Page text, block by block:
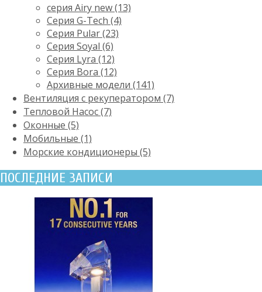
серия Airy new (13)
Серия G-Tech (4)
Серия Pular (23)
Cерия Soyal (6)
Серия Lyra (12)
Серия Bora (12)
Архивные модели (141)
Вентиляция с рекуператором (7)
Тепловой Насос (7)
Оконные (5)
Мобильные (1)
Морские кондиционеры (5)
ПОСЛЕДНИЕ ЗАПИСИ